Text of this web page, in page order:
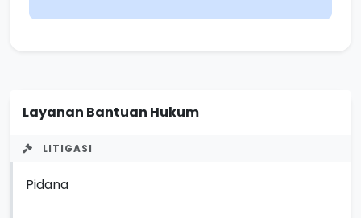
Layanan Bantuan Hukum
LITIGASI
Pidana